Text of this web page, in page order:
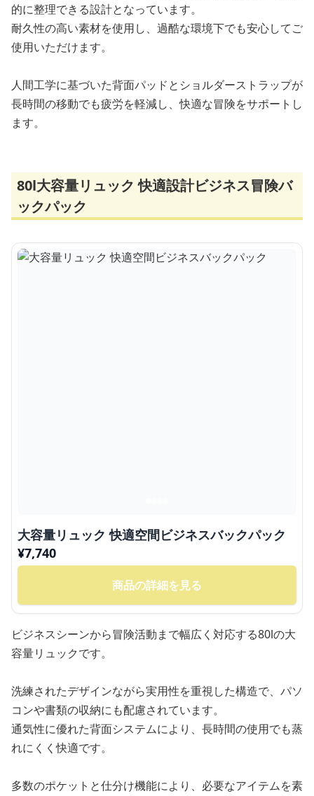
的に整理できる設計となっています。
耐久性の高い素材を使用し、過酷な環境下でも安心してご
使用いただけます。
人間工学に基づいた背面パッドとショルダーストラップが
長時間の移動でも疲労を軽減し、快適な冒険をサポートし
ます。
80l大容量リュック 快適設計ビジネス冒険バ
ックパック
大容量リュック 快適空間ビジネスバックパック
¥7,740
商品の詳細を見る
ビジネスシーンから冒険活動まで幅広く対応する80lの大
容量リュックです。
洗練されたデザインながら実用性を重視した構造で、パソ
コンや書類の収納にも配慮されています。
通気性に優れた背面システムにより、長時間の使用でも蒸
れにくく快適です。
多数のポケットと仕分け機能により、必要なアイテムを素